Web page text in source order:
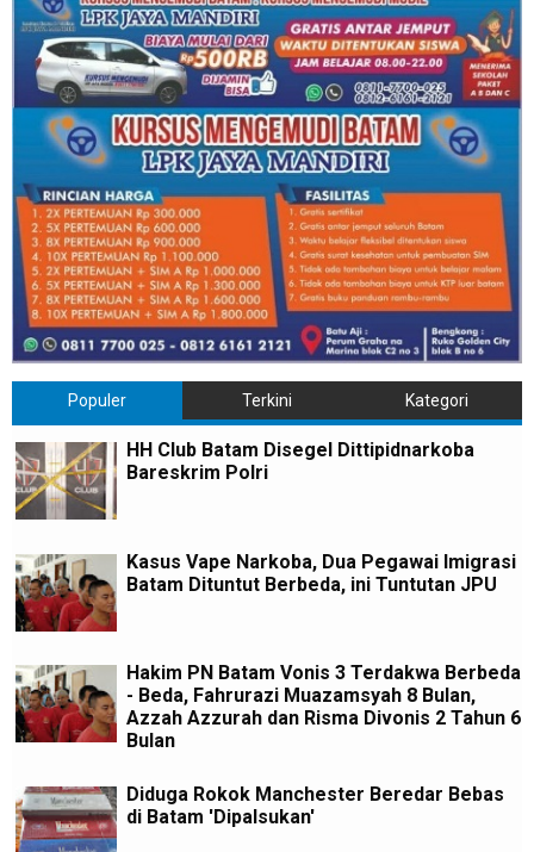
Populer Terkini Kategori
HH Club Batam Disegel Dittipidnarkoba
Bareskrim Polri
Kasus Vape Narkoba, Dua Pegawai Imigrasi
Batam Dituntut Berbeda, ini Tuntutan JPU
Hakim PN Batam Vonis 3 Terdakwa Berbeda
- Beda, Fahrurazi Muazamsyah 8 Bulan,
Azzah Azzurah dan Risma Divonis 2 Tahun 6
Bulan
Diduga Rokok Manchester Beredar Bebas
di Batam 'Dipalsukan'